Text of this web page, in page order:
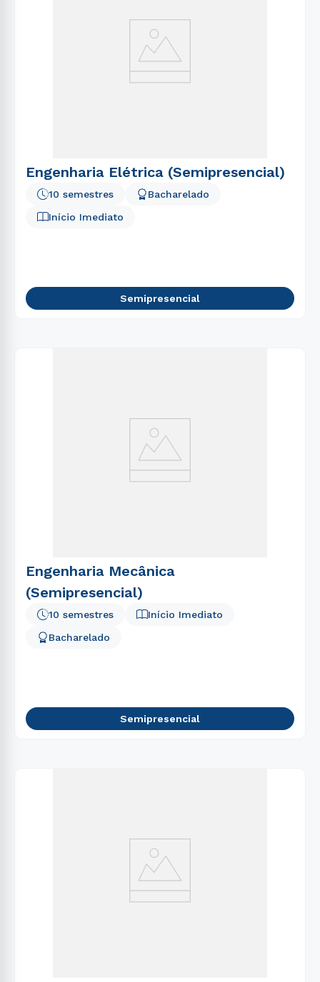
Engenharia Elétrica (Semipresencial)
10 semestres
Bacharelado
Início Imediato
Semipresencial
Engenharia Mecânica
(Semipresencial)
10 semestres
Início Imediato
Bacharelado
Semipresencial